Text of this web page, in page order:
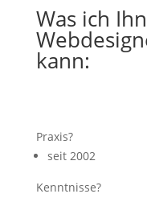
Was ich
kann:
Praxis?
seit 2002
Kenntnisse?